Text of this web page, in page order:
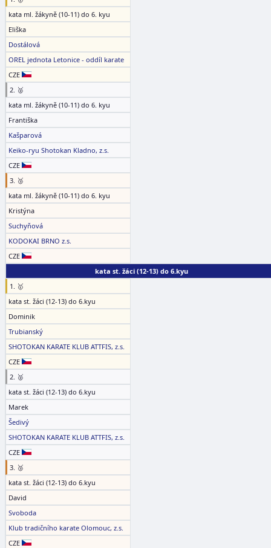
kata ml. žákyně (10-11) do 6. kyu
Eliška
Dostálová
OREL jednota Letonice - oddíl karate
CZE
2. 🥈
kata ml. žákyně (10-11) do 6. kyu
Františka
Kašparová
Keiko-ryu Shotokan Kladno, z.s.
CZE
3. 🥉
kata ml. žákyně (10-11) do 6. kyu
Kristýna
Suchyňová
KODOKAI BRNO z.s.
CZE
kata st. žáci (12-13) do 6.kyu
1. 🥇
kata st. žáci (12-13) do 6.kyu
Dominik
Trubianský
SHOTOKAN KARATE KLUB ATTFIS, z.s.
CZE
2. 🥈
kata st. žáci (12-13) do 6.kyu
Marek
Šedivý
SHOTOKAN KARATE KLUB ATTFIS, z.s.
CZE
3. 🥉
kata st. žáci (12-13) do 6.kyu
David
Svoboda
Klub tradičního karate Olomouc, z.s.
CZE